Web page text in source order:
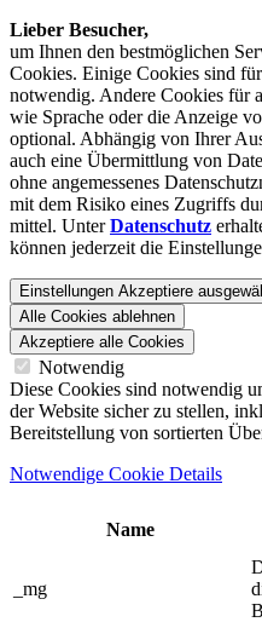
Lieber Besucher,
um Ihnen den best­möglichen
Cookies. Einige Cookies sind
notwendig. Andere Cookies für
wie Sprache oder die Anzeige
optional. Abhängig von Ihrer
auch eine Übermittlung von
ohne angemessenes
mit dem Risiko eines Zugriffs
mittel. UnterDatenschutz
können jederzeit die
Einstellungen Akzeptiere
Alle Cookies ablehnen
Akzeptiere alle Cookies
Notwendig
Diese Cookies sind notwendig
der Website sicher zu stellen,
Bereitstellung von sortierten
Notwendige Cookie Details
Name
_mg